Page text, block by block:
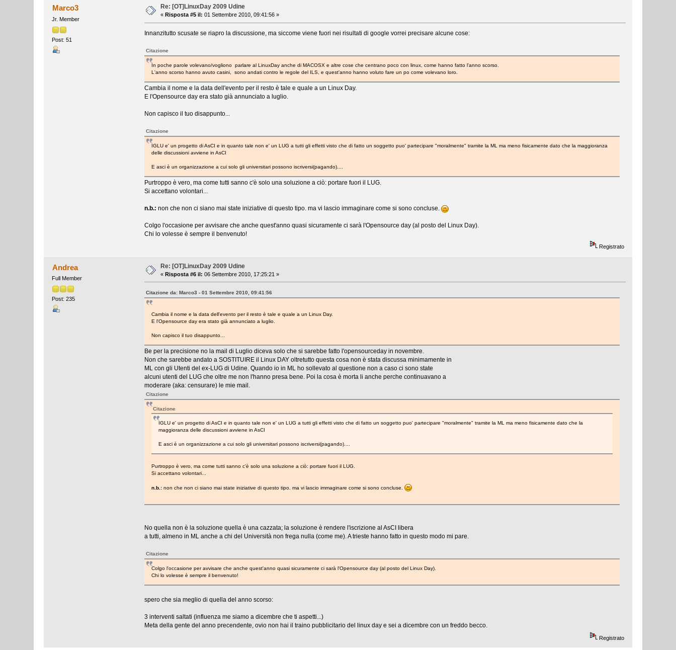
Marco3
Jr. Member
Post: 51
Re: [OT]LinuxDay 2009 Udine
« Risposta #5 il: 01 Settembre 2010, 09:41:56 »
Innanzitutto scusate se riapro la discussione, ma siccome viene fuori nei risultati di google vorrei precisare alcune cose:
Citazione
In poche parole volevano/vogliono parlare al LinuxDay anche di MACOSX e altre cose che centrano poco con linux, come hanno fatto l'anno scorso.
L'anno scorso hanno avuto casini, sono andati contro le regole del ILS, e quest'anno hanno voluto fare un po come volevano loro.
Cambia il nome e la data dell'evento per il resto è tale e quale a un Linux Day.
E l'Opensource day era stato già annunciato a luglio.
Non capisco il tuo disappunto...
Citazione
IGLU e' un progetto di AsCI e in quanto tale non e' un LUG a tutti gli effetti visto che di fatto un soggetto puo' partecipare "moralmente" tramite la ML ma meno fisicamente dato che la maggioranza
delle discussioni avviene in AsCI
E asci è un organizzazione a cui solo gli universitari possono iscriversi(pagando)....
Purtroppo è vero, ma come tutti sanno c'è solo una soluzione a ciò: portare fuori il LUG.
Si accettano volontari...
n.b.: non che non ci siano mai state iniziative di questo tipo. ma vi lascio immaginare come si sono concluse.
Colgo l'occasione per avvisare che anche quest'anno quasi sicuramente ci sarà l'Opensource day (al posto del Linux Day).
Chi lo volesse è sempre il benvenuto!
Registrato
Andrea
Full Member
Post: 235
Re: [OT]LinuxDay 2009 Udine
«Risposta #6 il: 06 Settembre 2010, 17:25:21 »
Citazione da: Marco3 - 01 Settembre 2010, 09:41:56
Cambia il nome e la data dell'evento per il resto è tale e quale a un Linux Day.
E l'Opensource day era stato già annunciato a luglio.
Non capisco il tuo disappunto...
Be per la precisione no la mail di Luglio diceva solo che si sarebbe fatto l'opensourceday in novembre.
Non che sarebbe andato a SOSTITUIRE il Linux DAY oltretutto questa cosa non è stata discussa minimamente in
ML con gli Utenti del ex-LUG di Udine. Quando io in ML ho sollevato al questione non a caso ci sono state
alcuni utenti del LUG che oltre me non l'hanno presa bene. Poi la cosa è morta li anche perche continuavano a
moderare (aka: censurare) le mie mail.
Citazione
Citazione
IGLU e' un progetto di AsCI e in quanto tale non e' un LUG a tutti gli effetti visto che di fatto un soggetto puo' partecipare "moralmente" tramite la ML ma meno fisicamente dato che la
maggioranza delle discussioni avviene in AsCI
E asci è un organizzazione a cui solo gli universitari possono iscriversi(pagando)....
Purtroppo è vero, ma come tutti sanno c'è solo una soluzione a ciò: portare fuori il LUG.
Si accettano volontari...
n.b.: non che non ci siano mai state iniziative di questo tipo. ma vi lascio immaginare come si sono concluse.
No quella non è la soluzione quella è una cazzata; la soluzione è rendere l'iscrizione al AsCI libera
a tutti, almeno in ML anche a chi del Università non frega nulla (come me). A trieste hanno fatto in questo modo mi pare.
Citazione
Colgo l'occasione per avvisare che anche quest'anno quasi sicuramente ci sarà l'Opensource day (al posto del Linux Day).
Chi lo volesse è sempre il benvenuto!
spero che sia meglio di quella del anno scorso:
3 interventi saltati (influenza me siamo a dicembre che ti aspetti...)
Meta della gente del anno precendente, ovio non hai il traino pubblicitario del linux day e sei a dicembre con un freddo becco.
Registrato